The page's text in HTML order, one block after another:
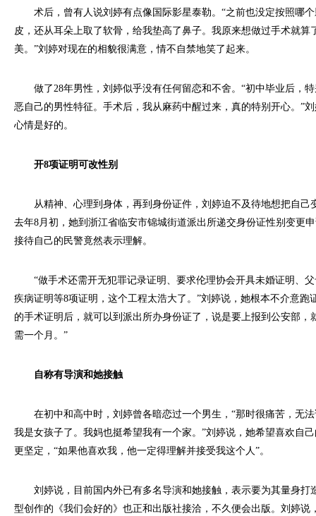
术后，曾有人说刘婷有点像国际影星泰勒。“之前也没定按照哪个
皮，还从耳朵上取了软骨，给我垫高了鼻子。我原来想做过手术就算
美。”刘婷对现在的相貌很满意，情不自禁地笑了起来。
做了28年男性，刘婷似乎没有任何留恋和不舍。“初中毕业后，特
恶自己的男性特征。手术后，我从麻药中醒过来，真的特别开心。”
心情是好的。
开8项证明可改性别
从精神、心理到身体，再到身份证件，刘婷迫不及待地想把自己
去年8月初，她到浙江省临安市锦城街道派出所递交身份证性别变更
接待自己的民警竟然表示理解。
“做手术还需开无犯罪记录证明、要求伦理协会开具未婚证明、父
疾病证明等8项证明，这个工程太浩大了。”刘婷说，她根本不介意跑
的手术证明后，就可以到派出所办身份证了，说是要上报到公安部，
需一个月。”
自称有导演和她接触
在初中和高中时，刘婷曾各暗恋过一个男生，“那时很痛苦，无法
我是女孩子了。我妈也挺希望我有一个家。”刘婷说，她希望喜欢自
更坚定，“如果他喜欢我，他一定得理解并接受我这个人”。
刘婷说，目前国内外已有多名导演和她接触，表示要为其量身打
型创作的《我们会好的》也正和出版社接洽，不久便会出版。刘婷说